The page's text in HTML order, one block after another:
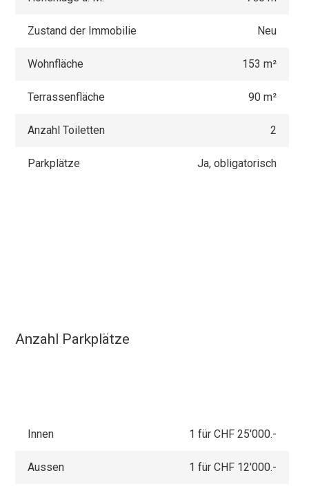
Zustand der Immobilie Neu
Wohnfläche 153 m²
Terrassenfläche 90 m²
Anzahl Toiletten 2
Parkplätze Ja, obligatorisch
Anzahl Parkplätze
Innen 1 für CHF 25'000.-
Aussen 1 für CHF 12'000.-